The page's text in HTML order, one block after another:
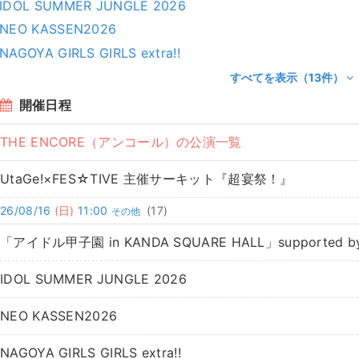
IDOL SUMMER JUNGLE 2026
NEO KASSEN2026
NAGOYA GIRLS GIRLS extra!!
すべてを表示（13件）
開催日程
THE ENCORE（アンコール）の公演一覧
UtaGe!×FES☆TIVE 主催サーキット『超宴祭！』
26/08/16 (日) 11:00 その他 (17)
「アイドル甲子園 in KANDA SQUARE HALL」supported
IDOL SUMMER JUNGLE 2026
NEO KASSEN2026
NAGOYA GIRLS GIRLS extra!!